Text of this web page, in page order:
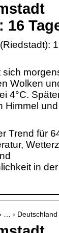
sich
Wolken
4°C.
Himmel
Trend für
in
… › Deutschland